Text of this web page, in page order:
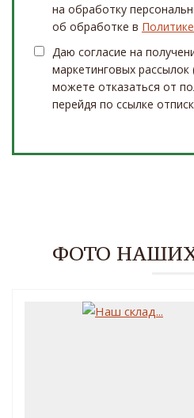
на обработку
об обработке в Политике
Даю согласие на
маркетинговых
можете отказаться от
перейдя по ссылке
ФОТО